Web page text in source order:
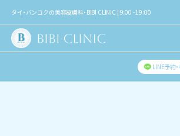
タイ・バンコクの美容皮膚科・BIBI CLINIC | 9:00 - 19:00
LINE予約